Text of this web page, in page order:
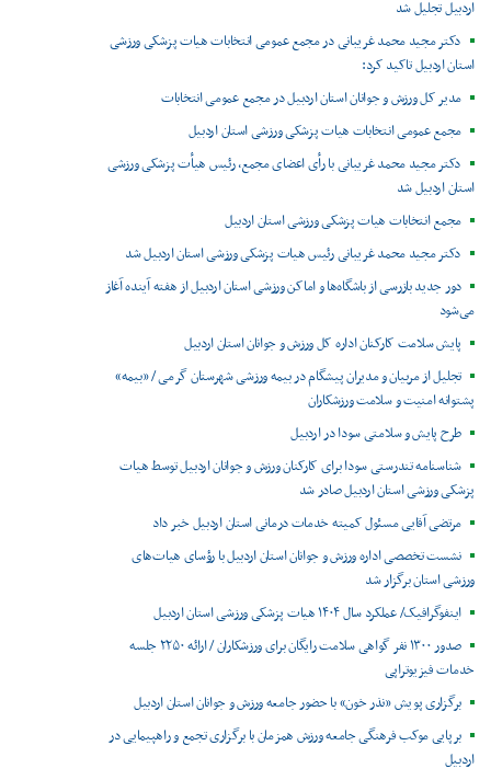
اردبیل تجلیل شد
دکتر مجید محمد غریبانی در مجمع عمومی انتخابات هیات پزشکی ورزشی
استان اردبیل تاکید کرد:
مدیر کل ورزش و جوانان استان اردبیل در مجمع عمومی انتخابات
مجمع عمومی انتخابات هیات پزشکی ورزشی استان اردبیل
دکتر مجید محمد غریبانی با رأی اعضای مجمع، رئیس هیأت پزشکی ورزشی
استان اردبیل شد
مجمع انتخابات هیات پزشکی ورزشی استان اردبیل
دکتر مجید محمد غریبانی رئیس هیات پزشکی ورزشی استان اردبیل شد
دور جدید بازرسی از باشگاه‌ها و اماکن ورزشی استان اردبیل از هفته آینده آغاز
می‌شود
پایش سلامت کارکنان اداره کل ورزش و جوانان استان اردبیل
تجلیل از مربیان و مدیران پیشگام در بیمه ورزشی شهرستان گرمی / «بیمه»
پشتوانه امنیت و سلامت ورزشکاران
طرح پایش و سلامتی سودا در اردبیل
شناسنامه تندرستی سودا برای کارکنان ورزش و جوانان اردبیل توسط هیات
پزشکی ورزشی استان اردبیل صادر شد
مرتضی آقایی مسئول کمیته خدمات درمانی استان اردبیل خبر داد
نشست تخصصی اداره ورزش و جوانان استان اردبیل با رؤسای هیات‌های
ورزشی استان برگزار شد
اینفوگرافیک/ عملکرد سال ۱۴۰۴ هیات پزشکی ورزشی استان اردبیل
صدور ۱۳۰۰ نفر گواهی سلامت رایگان برای ورزشکاران / ارائه ۲۲۵۰ جلسه
خدمات فیزیوتراپی
برگزاری پویش «نذر خون» با حضور جامعه ورزش و جوانان استان اردبیل
برپایی موکب فرهنگی جامعه ورزش همزمان با برگزاری تجمع و راهپیمایی در
اردبیل